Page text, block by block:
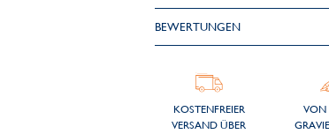
BEWERTUNGEN
KOSTENFREIER
VERSAND ÜBER
VON